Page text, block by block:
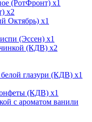
x1
x2
x1
x1
x2
x1
x1